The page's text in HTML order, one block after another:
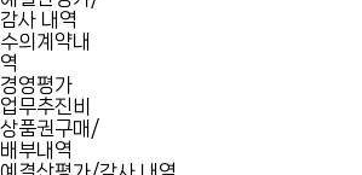
감사 내역
수의계약내
역
경영평가
업무추진비
상품권구매/
배부내역